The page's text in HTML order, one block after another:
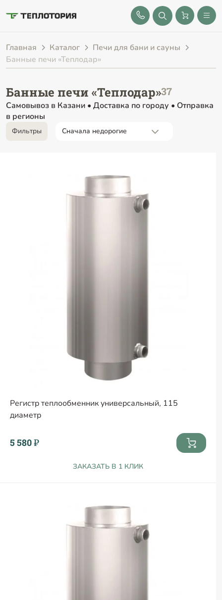
8 (843) 212-25-32
Главная Каталог
Печи для бани и сауны
Банные печи «Теплодар»
Банные печи «Теплодар»
Самовывоз в Казани • Доставка по городу • Отправка
в регионы
Фильтры
Регистр теплообменник универсальный, 115
диаметр
5 580 ₽
ЗАКАЗАТЬ В 1 КЛИК